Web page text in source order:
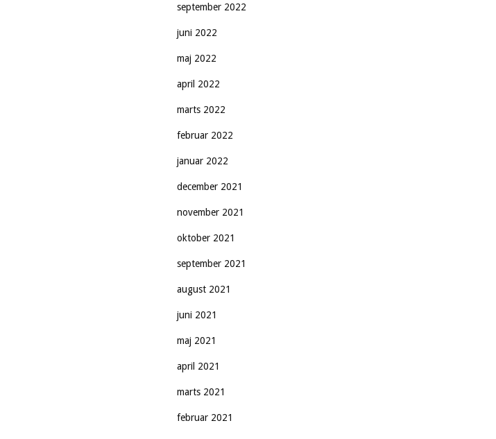
september 2022
juni 2022
maj 2022
april 2022
marts 2022
februar 2022
januar 2022
december 2021
november 2021
oktober 2021
september 2021
august 2021
juni 2021
maj 2021
april 2021
marts 2021
februar 2021